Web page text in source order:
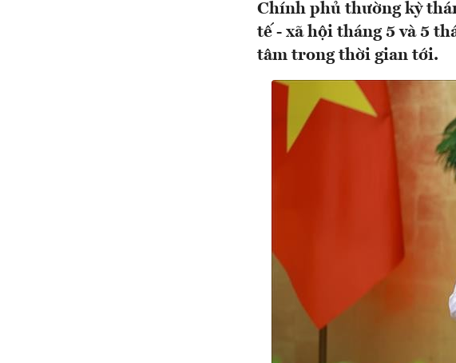
Chính phủ thường kỳ
tế - xã hội tháng 5 và 5
tâm trong thời gian tới.